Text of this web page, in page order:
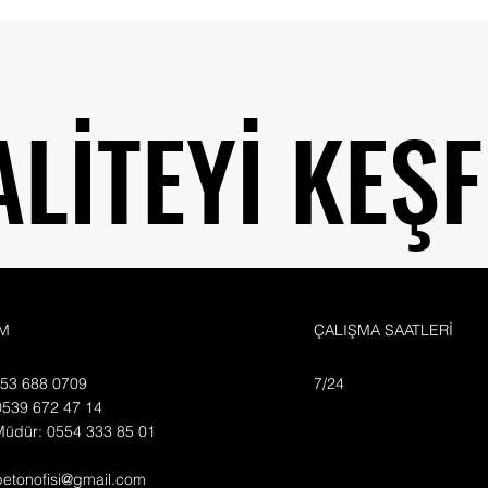
688 0709
672 47 14
0554 333 85 01
ÇALIŞMA SAATLERİ
7/24